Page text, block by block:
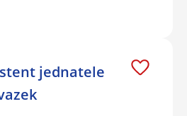
jednatele